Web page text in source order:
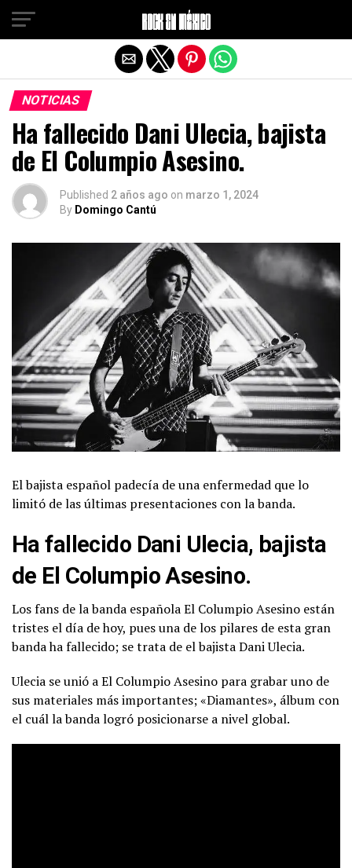
NOTICIAS
Ha fallecido Dani Ulecia, bajista
de El Columpio Asesino.
Published 2 años ago on marzo 1, 2024
By Domingo Cantú
El bajista español padecía de una enfermedad que lo
limitó de las últimas presentaciones con la banda.
Ha fallecido Dani Ulecia, bajista
de El Columpio Asesino.
Los fans de la banda española El Columpio Asesino están
tristes el día de hoy, pues una de los pilares de esta gran
banda ha fallecido; se trata de el bajista Dani Ulecia.
Ulecia se unió a El Columpio Asesino para grabar uno de
sus materiales más importantes; «Diamantes», álbum con
el cuál la banda logró posicionarse a nivel global.
Salir de la versión móvil